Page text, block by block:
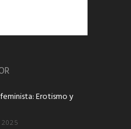
Erotismo y